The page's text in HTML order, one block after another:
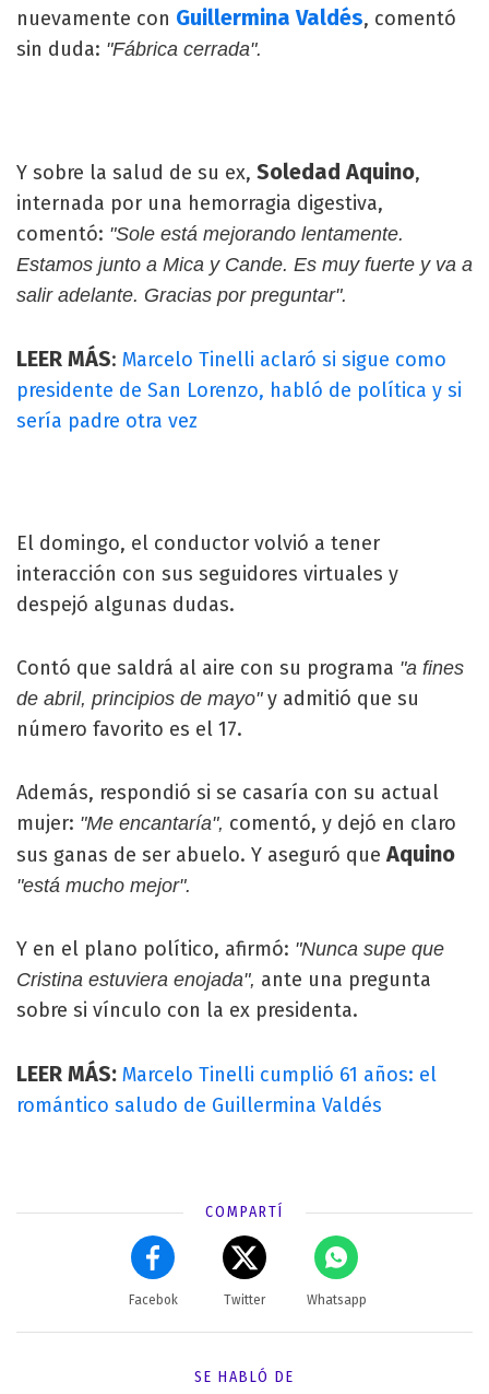
nuevamente con Guillermina Valdés, comentó
sin duda: "Fábrica cerrada".
Y sobre la salud de su ex, Soledad Aquino,
internada por una hemorragia digestiva,
comentó: "Sole está mejorando lentamente.
Estamos junto a Mica y Cande. Es muy fuerte y va a
salir adelante. Gracias por preguntar".
LEER MÁS: Marcelo Tinelli aclaró si sigue como
presidente de San Lorenzo, habló de política y si
sería padre otra vez
El domingo, el conductor volvió a tener
interacción con sus seguidores virtuales y
despejó algunas dudas.
Contó que saldrá al aire con su programa "a fines
de abril, principios de mayo"y admitió que su
número favorito es el 17.
Además, respondió si se casaría con su actual
mujer: "Me encantaría", comentó, y dejó en claro
sus ganas de ser abuelo. Y aseguró que Aquino
"está mucho mejor".
Y en el plano político, afirmó: "Nunca supe que
Cristina estuviera enojada", ante una pregunta
sobre si vínculo con la ex presidenta.
LEER MÁS: Marcelo Tinelli cumplió 61 años: el
romántico saludo de Guillermina Valdés
COMPARTÍ
Facebok Twitter Whatsapp
SE HABLÓ DE